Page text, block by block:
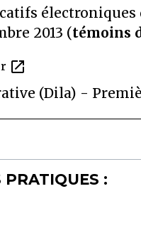
2013 (témoins
open_in_new
(Dila) -
PRATIQUES :